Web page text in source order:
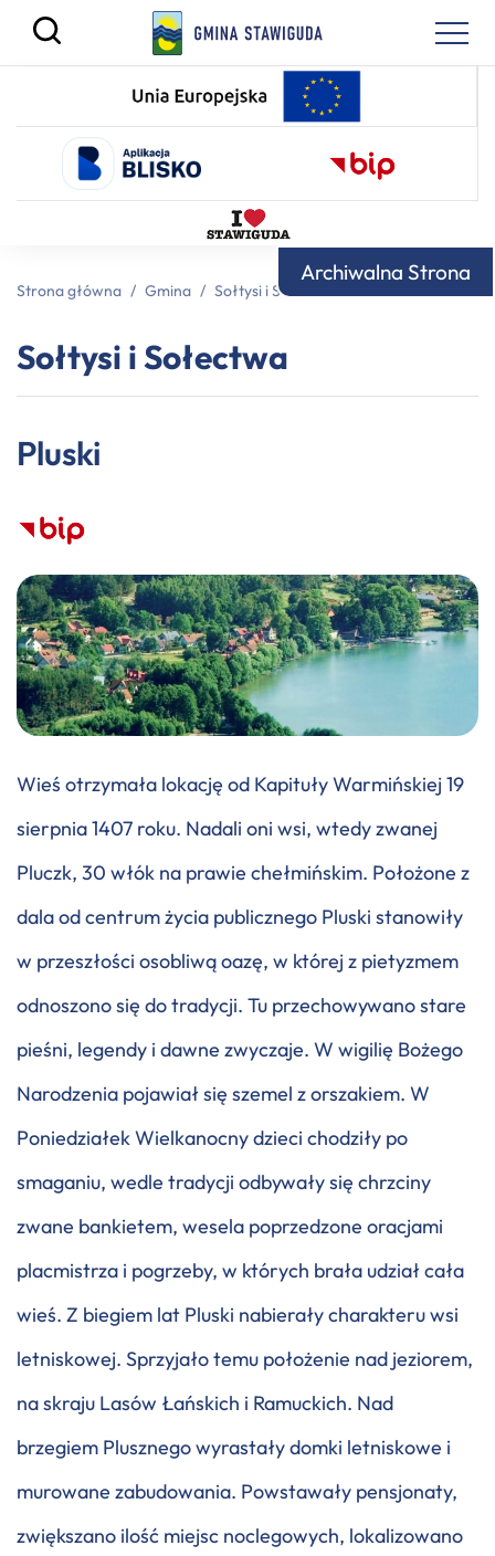
Archiwalna Strona
Strona główna / Gmina / Sołtysi i Sołectwa
Sołtysi i Sołectwa
Pluski
Wieś otrzymała lokację od Kapituły Warmińskiej 19
sierpnia 1407 roku. Nadali oni wsi, wtedy zwanej
Pluczk, 30 włók na prawie chełmińskim. Położone z
dala od centrum życia publicznego Pluski stanowiły
w przeszłości osobliwą oazę, w której z pietyzmem
odnoszono się do tradycji. Tu przechowywano stare
pieśni, legendy i dawne zwyczaje. W wigilię Bożego
Narodzenia pojawiał się szemel z orszakiem. W
Poniedziałek Wielkanocny dzieci chodziły po
smaganiu, wedle tradycji odbywały się chrzciny
zwane bankietem, wesela poprzedzone oracjami
placmistrza i pogrzeby, w których brała udział cała
wieś. Z biegiem lat Pluski nabierały charakteru wsi
letniskowej. Sprzyjało temu położenie nad jeziorem,
na skraju Lasów Łańskich i Ramuckich. Nad
brzegiem Plusznego wyrastały domki letniskowe i
murowane zabudowania. Powstawały pensjonaty,
zwiększano ilość miejsc noclegowych, lokalizowano